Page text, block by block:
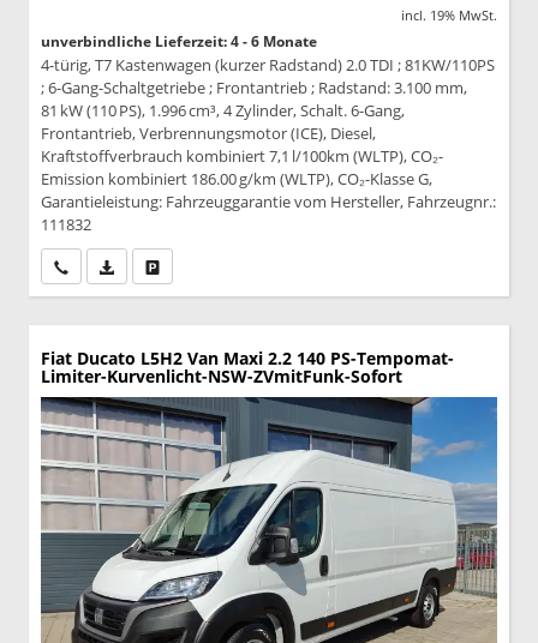
incl. 19% MwSt.
unverbindliche Lieferzeit: 4 - 6 Monate
4-türig, T7 Kastenwagen (kurzer Radstand) 2.0 TDI ; 81KW/110PS
; 6-Gang-Schaltgetriebe ; Frontantrieb ; Radstand: 3.100 mm,
81 kW (110 PS), 1.996 cm³, 4 Zylinder, Schalt. 6-Gang,
Frontantrieb, Verbrennungsmotor (ICE), Diesel,
Kraftstoffverbrauch kombiniert 7,1 l/100km (WLTP), CO₂-
Emission kombiniert 186.00 g/km (WLTP), CO₂-Klasse G,
Garantieleistung: Fahrzeuggarantie vom Hersteller, Fahrzeugnr.:
111832
Wir rufen Sie anPDF-Datei, Fahrzeugexposé drucken
Fiat Ducato L5H2 Van Maxi 2.2 140 PS-Tempomat-
Limiter-Kurvenlicht-NSW-ZVmitFunk-Sofort